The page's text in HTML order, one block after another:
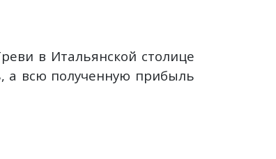
в Итальянской столице
а всю полученную прибыль